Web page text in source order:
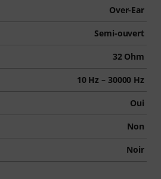
Over-Ear
Semi-ouvert
32 Ohm
10 Hz – 30000 Hz
Oui
Non
Noir